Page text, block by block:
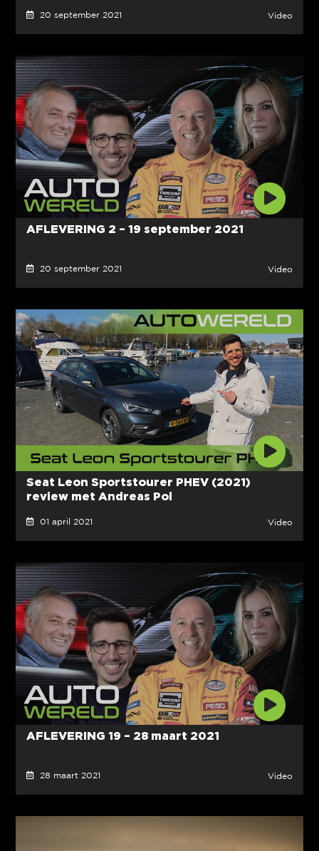
20 september 2021 Video
AFLEVERING 2 – 19 september 2021
20 september 2021 Video
Seat Leon Sportstourer PHEV (2021)
review met Andreas Pol
01 april 2021 Video
AFLEVERING 19 – 28 maart 2021
28 maart 2021 Video